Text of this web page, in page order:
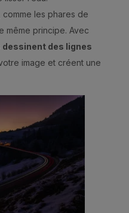
comme les phares de
même principe. Avec
dessinent des lignes
image et créent une